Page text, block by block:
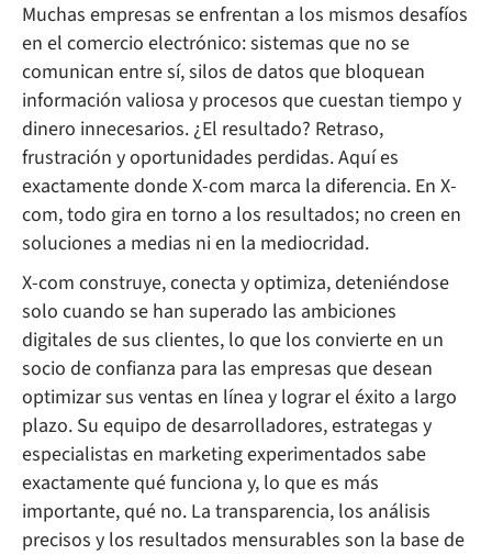
Muchas empresas se enfrentan a los mismos desafíos
en el comercio electrónico: sistemas que no se
comunican entre sí, silos de datos que bloquean
información valiosa y procesos que cuestan tiempo y
dinero innecesarios. ¿El resultado? Retraso,
frustración y oportunidades perdidas. Aquí es
exactamente donde X-com marca la diferencia. En X-
com, todo gira en torno a los resultados; no creen en
soluciones a medias ni en la mediocridad.
X-com construye, conecta y optimiza, deteniéndose
solo cuando se han superado las ambiciones
digitales de sus clientes, lo que los convierte en un
socio de confianza para las empresas que desean
optimizar sus ventas en línea y lograr el éxito a largo
plazo. Su equipo de desarrolladores, estrategas y
especialistas en marketing experimentados sabe
exactamente qué funciona y, lo que es más
importante, qué no. La transparencia, los análisis
precisos y los resultados mensurables son la base de